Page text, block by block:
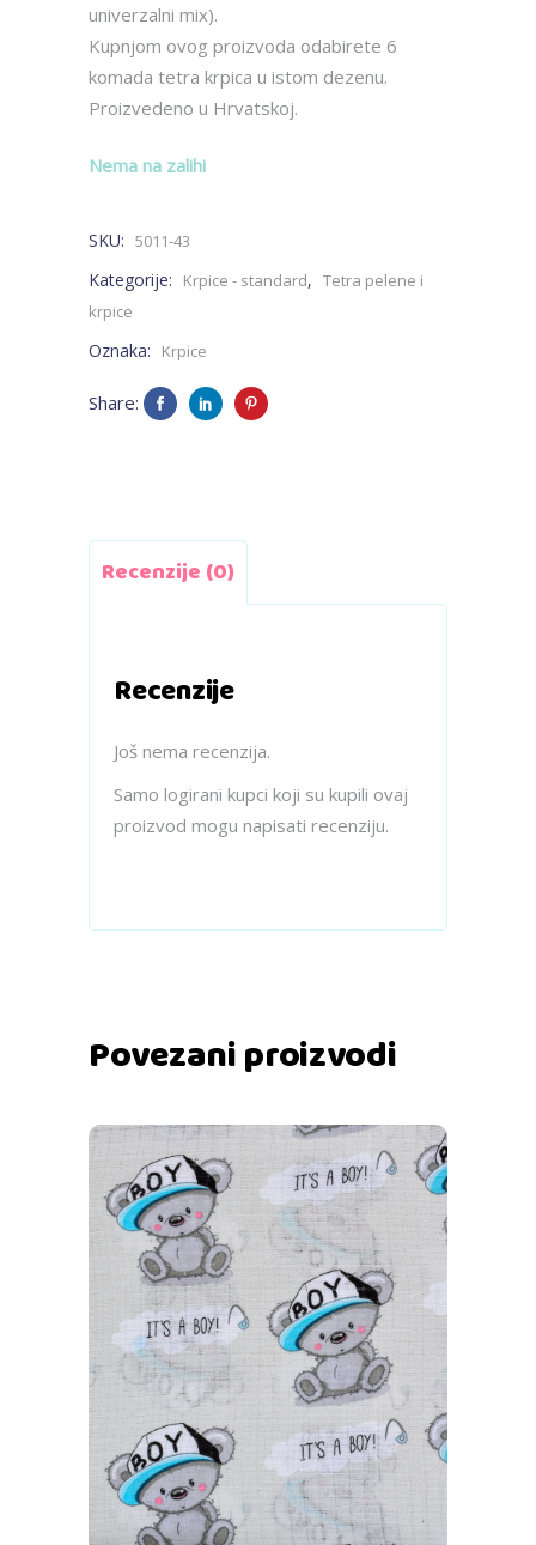
univerzalni mix).
Kupnjom ovog proizvoda odabirete 6
komada tetra krpica u istom dezenu.
Proizvedeno u Hrvatskoj.
Nema na zalihi
SKU: 5011-43
Kategorije: Krpice - standard, Tetra pelene i
krpice
Oznaka: Krpice
Share:
Recenzije (0)
Recenzije
Još nema recenzija.
Samo logirani kupci koji su kupili ovaj
proizvod mogu napisati recenziju.
Povezani proizvodi
Dodaj u košaricu